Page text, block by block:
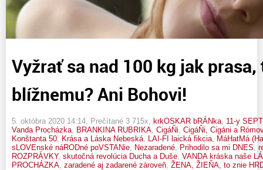
Komerčné blogy
Vyžrať sa nad 100 kg jak
blížnemu? Ani Bohovi!
5. októbra 2020 14:14 , Prečítané 3 715x, krkOSKAR bRÁNka 11-y
Vanda Procházka BRANKINA RUBRIKA CigáŇi CigáŇi, Cigáni a
Konštanta 50 Krása a Láska Nebeská LAI-FI laická fikcia MáHatMá
sLOVEnské náRODné poVSTANie Nezaradené Prihodilo sa mi DNES
ROZPRÁVKY, skutočná revolúcia Ducha a Duše VANDA kráska naše
PROCHÁZKA zaradené aj zadarené zároveň ŽENA, ŽIEŇA, to znie